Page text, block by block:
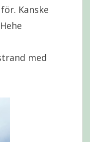
Kanske
med